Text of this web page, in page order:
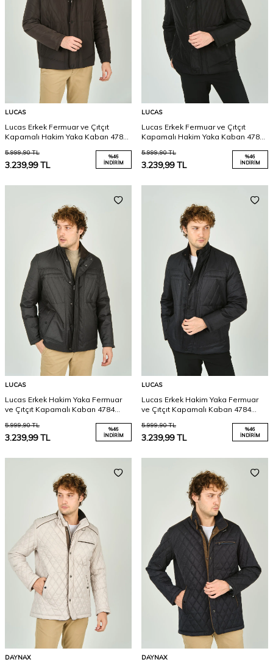
LUCAS
Lucas Erkek Fermuar ve Çıtçıt
Kapamalı Hakim Yaka Kaban 4785
5.999,90TL
3.239,99TL
%46
İNDIRIM
LUCAS
Lucas Erkek Fermuar ve Çıtçıt
Kapamalı Hakim Yaka Kaban 4785
5.999,90TL
3.239,99TL
%46
İNDIRIM
LUCAS
Lucas Erkek Hakim Yaka Fermuar
ve Çıtçıt Kapamalı Kaban 4784
5.999,90TL
3.239,99TL
%46
İNDIRIM
LUCAS
Lucas Erkek Hakim Yaka Fermuar
ve Çıtçıt Kapamalı Kaban 4784
5.999,90TL
3.239,99TL
%46
İNDIRIM
DAYNAX DAYNAX